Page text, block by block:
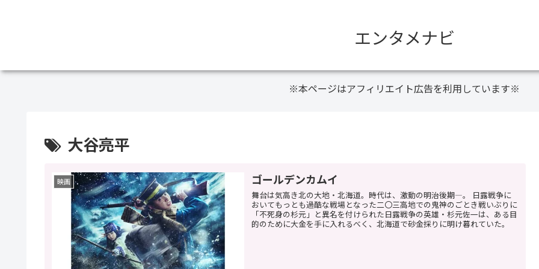
エンタメナビ
※本ページはアフィリエイト広告を利用しています※
大谷亮平
映画 ゴールデンカムイ
舞台は気高き北の大地・北海道。時代は、激動の明治後期―。 日露戦争に
おいてもっとも過酷な戦場となった二〇三高地での鬼神のごとき戦いぶりに
「不死身の杉元」と異名を付けられた日露戦争の英雄・杉元佐一は、ある目
的のために大金を手に入れるべく、北海道で砂金採りに明け暮れていた。